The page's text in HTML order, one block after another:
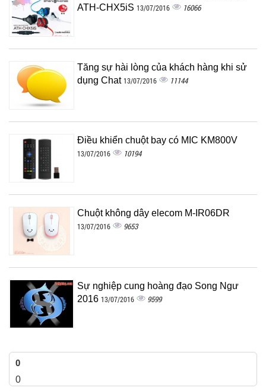
ATH-CHX5iS 13/07/2016 16066
Tăng sự hài lòng của khách hàng khi sử
dụng Chat13/07/2016 11144
Điều khiển chuột bay có MIC KM800V
13/07/2016 10194
Chuột không dây elecom M-IR06DR
13/07/2016 9653
Sự nghiệp cung hoàng đạo Song Ngư
2016 13/07/2016 9599
0
0